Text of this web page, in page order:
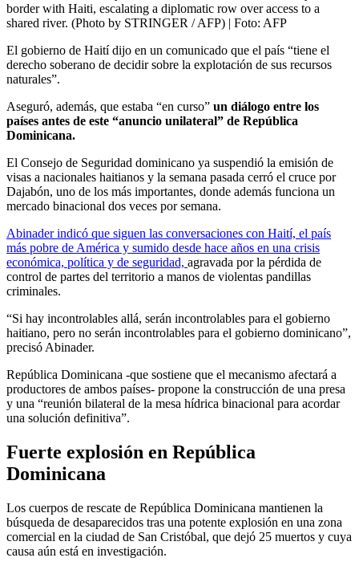
border with Haiti, escalating a diplomatic row over access to a
shared river. (Photo by STRINGER / AFP) | Foto: AFP
El gobierno de Haití dijo en un comunicado que el país “tiene el
derecho soberano de decidir sobre la explotación de sus recursos
naturales”.
Aseguró, además, que estaba “en curso” un diálogo entre los
países antes de este “anuncio unilateral” de República
Dominicana.
El Consejo de Seguridad dominicano ya suspendió la emisión de
visas a nacionales haitianos y la semana pasada cerró el cruce por
Dajabón, uno de los más importantes, donde además funciona un
mercado binacional dos veces por semana.
Abinader indicó que siguen las conversaciones con Haití, el país
más pobre de América y sumido desde hace años en una crisis
económica, política y de seguridad, agravada por la pérdida de
control de partes del territorio a manos de violentas pandillas
criminales.
“Si hay incontrolables allá, serán incontrolables para el gobierno
haitiano, pero no serán incontrolables para el gobierno dominicano”,
precisó Abinader.
República Dominicana -que sostiene que el mecanismo afectará a
productores de ambos países- propone la construcción de una presa
y una “reunión bilateral de la mesa hídrica binacional para acordar
una solución definitiva”.
Fuerte explosión en República
Dominicana
Los cuerpos de rescate de República Dominicana mantienen la
búsqueda de desaparecidos tras una potente explosión en una zona
comercial en la ciudad de San Cristóbal, que dejó 25 muertos y cuya
causa aún está en investigación.